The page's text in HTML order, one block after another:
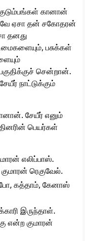
கானான்
ஏசா தன் சகோதரன்
தனது
பசுக்கள்
சென்றான்.
நாட்டுக்கும்
சேயீர் எனும்
பெயர்கள்
எலிப்பாஸ்.
ரெகுவேல்.
கத்தாம், கேனாஸ்
இருந்தாள்.
என்ற குமாரன்